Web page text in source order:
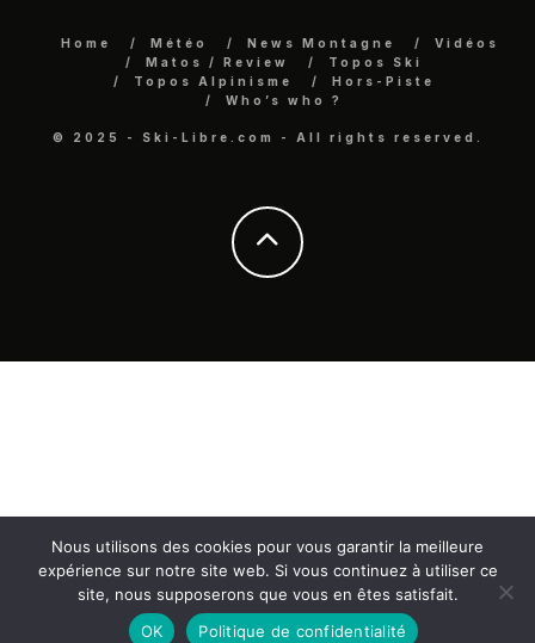
Home Météo News Montagne
Vidéos
Matos / Review
Topos Ski
Topos Alpinisme
Hors-Piste
Who’s who ?
© 2025 - Ski-Libre.com - All rights reserved.
Nous utilisons des cookies pour vous garantir la meilleure
expérience sur notre site web. Si vous continuez à utiliser ce
site, nous supposerons que vous en êtes satisfait.
OK
Politique de confidentialité